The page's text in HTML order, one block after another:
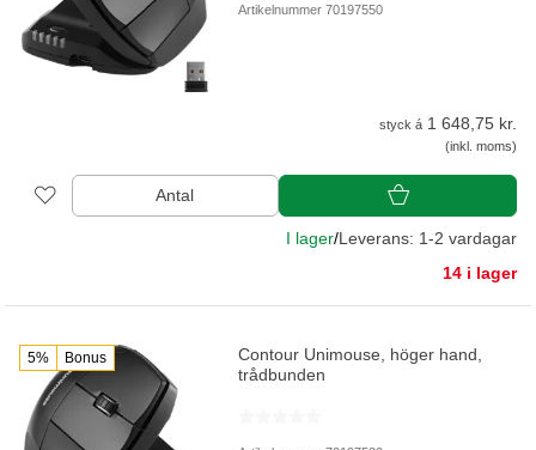
Artikelnummer 70197550
styck á 1 648,75 kr.
(inkl. moms)
Antal
I lager/Leverans: 1-2 vardagar
14 i lager
5% Bonus
Contour Unimouse, höger hand,
trådbunden